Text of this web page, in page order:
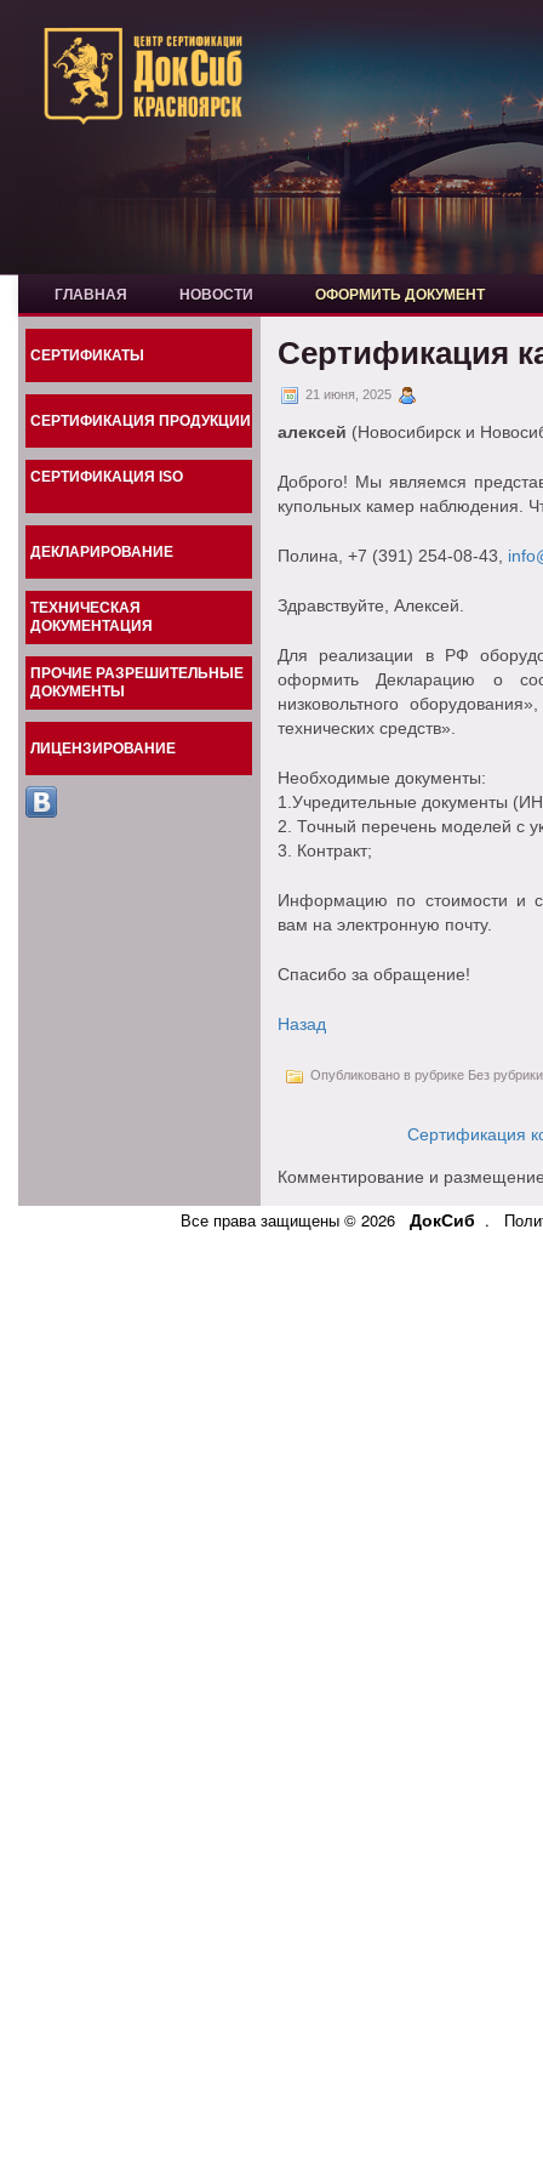
ГЛАВНАЯ НОВОСТИ ОФОРМИТЬ ДОКУМЕНТ
СЕРТИФИКАТЫ
СЕРТИФИКАЦИЯ ПРОДУКЦИИ
СЕРТИФИКАЦИЯ ISO
ДЕКЛАРИРОВАНИЕ
ТЕХНИЧЕСКАЯ
ДОКУМЕНТАЦИЯ
ПРОЧИЕ РАЗРЕШИТЕЛЬНЫЕ
ДОКУМЕНТЫ
ЛИЦЕНЗИРОВАНИЕ
Сертификация
21 июня, 2025
алексей (Новосибирск и
Доброго! Мы являемся
купольных камер наблюдения.
Полина , +7 (391) 254-08-43,
Здравствуйте, Алексей.
Для реализации в РФ
оформить Декларацию о
низковольтного
технических средств».
Необходимые документы:
1.Учредительные документы
2. Точный перечень моделей с
3. Контракт;
Информацию по стоимости и
вам на электронную почту.
Спасибо за обращение!
Назад
Опубликовано в рубрике Без рубрики
Сертификация
Комментирование и
Все права защищены © 2026 ДокСиб .